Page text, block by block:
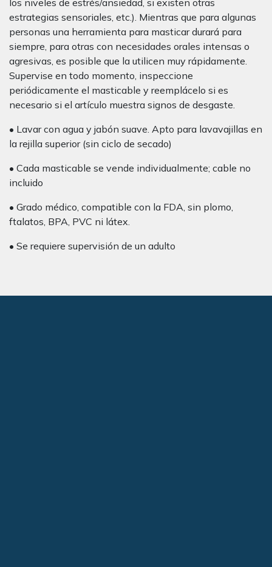
los niveles de estrés/ansiedad, si existen otras
estrategias sensoriales, etc.). Mientras que para algunas
personas una herramienta para masticar durará para
siempre, para otras con necesidades orales intensas o
agresivas, es posible que la utilicen muy rápidamente.
Supervise en todo momento, inspeccione
periódicamente el masticable y reemplácelo si es
necesario si el artículo muestra signos de desgaste.
• Lavar con agua y jabón suave. Apto para lavavajillas en
la rejilla superior (sin ciclo de secado)
• Cada masticable se vende individualmente; cable no
incluido
• Grado médico, compatible con la FDA, sin plomo,
ftalatos, BPA, PVC ni látex.
• Se requiere supervisión de un adulto